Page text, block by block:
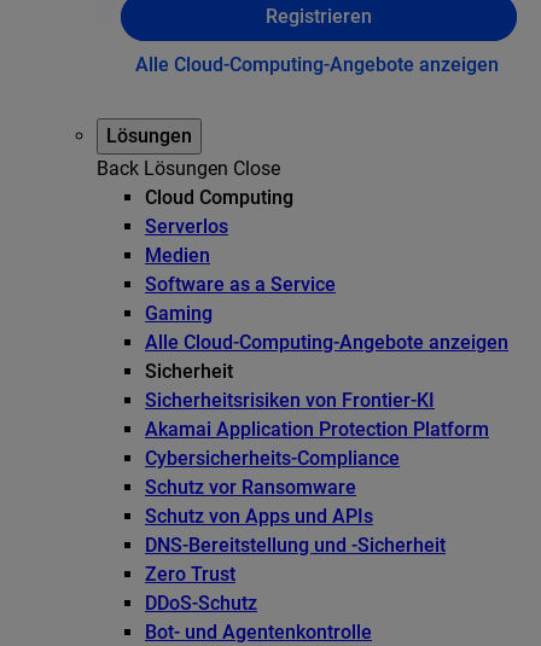
Registrieren
Alle Cloud-Computing-Angebote anzeigen
Lösungen
Back Lösungen Close
Cloud Computing
Serverlos
Medien
Software as a Service
Gaming
Alle Cloud-Computing-Angebote anzeigen
Sicherheit
Sicherheitsrisiken von Frontier-KI
Akamai Application Protection Platform
Cybersicherheits-Compliance
Schutz vor Ransomware
Schutz von Apps und APIs
DNS-Bereitstellung und -Sicherheit
Zero Trust
DDoS-Schutz
Bot- und Agentenkontrolle